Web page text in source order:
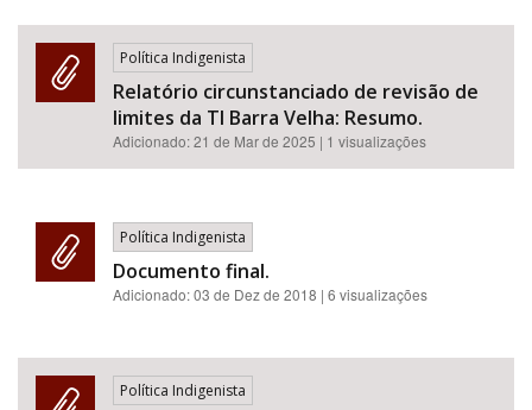
Política Indigenista
Relatório circunstanciado de revisão de
limites da TI Barra Velha: Resumo.
Adicionado:21 de Mar de 2025 | 1 visualizações
Política Indigenista
Documento final.
Adicionado:03 de Dez de 2018 | 6 visualizações
Política Indigenista